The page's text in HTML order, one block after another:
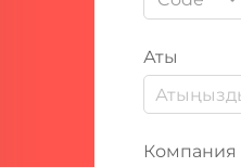
Аты
Компания